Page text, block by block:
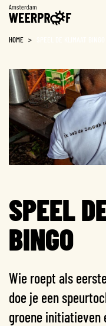
Weerproof
HOME >
SPEEL
BINGO
Wie roept als
doe je een
groene initiatieven